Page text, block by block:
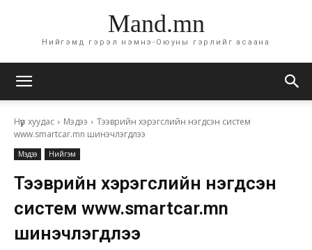
Mand.mn
Нийгэмд гэрэл нэмнэ-Оюуны гэрлийг асаана
Нүүр хуудас Мэдээ
Тээврийн хэрэгслийн нэгдсэн систем
www.smartcar.mn шинэчлэгдлээ
Мэдээ Нийгэм
Тээврийн хэрэгслийн нэгдсэн
систем www.smartcar.mn
шинэчлэгдлээ